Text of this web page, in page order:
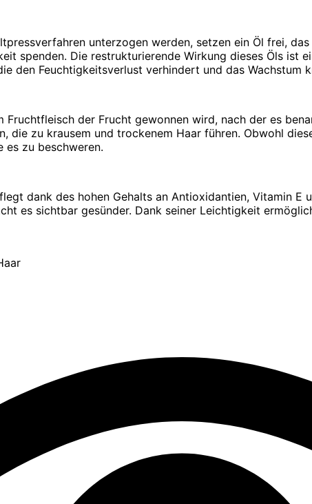
unterzogen werden, setzen ein Öl frei,
spenden. Die restrukturierende Wirkung dieses Öls ist
den Feuchtigkeitsverlust verhindert und das Wachstum
Fruchtfleisch der Frucht gewonnen wird, nach der es
die zu krausem und trockenem Haar führen. Obwohl
es zu beschweren.
dank des hohen Gehalts an Antioxidantien, Vitamin
es sichtbar gesünder. Dank seiner Leichtigkeit